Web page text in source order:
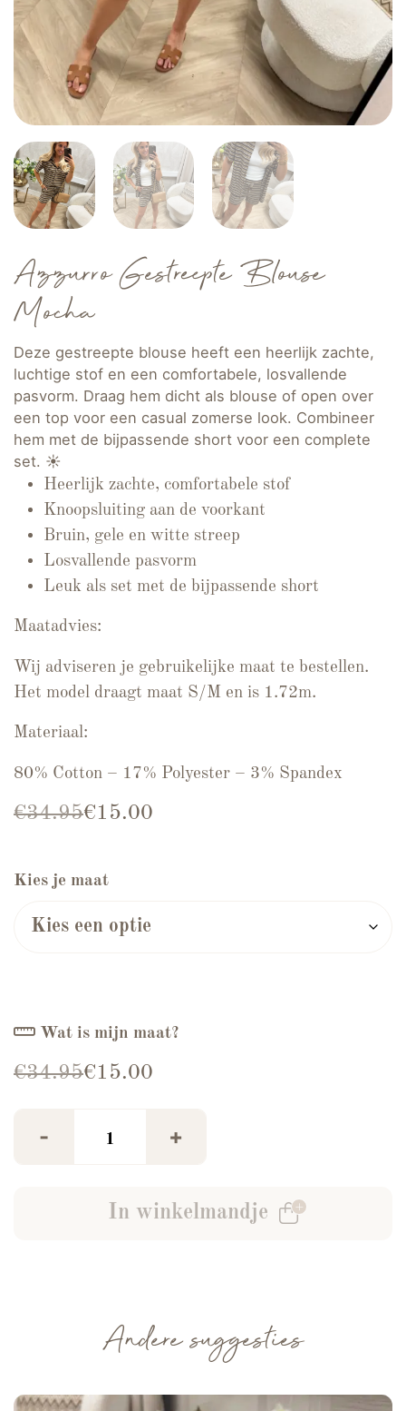
Azzurro Gestreepte Blouse
Mocha
Deze gestreepte blouse heeft een heerlijk zachte,
luchtige stof en een comfortabele, losvallende
pasvorm. Draag hem dicht als blouse of open over
een top voor een casual zomerse look. Combineer
hem met de bijpassende short voor een complete
set. ☀️
Heerlijk zachte, comfortabele stof
Knoopsluiting aan de voorkant
Bruin, gele en witte streep
Losvallende pasvorm
Leuk als set met de bijpassende short
Maatadvies:
Wij adviseren je gebruikelijke maat te bestellen.
Het model draagt maat S/M en is 1.72m.
Materiaal:
80% Cotton – 17% Polyester – 3% Spandex
€34.95
Oorspronkelijke prijs was: €34.95.
€15.00
Huidige prijs is: €15.00.
Kies je maat
Wat is mijn maat?
€34.95
Oorspronkelijke prijs was: €34.95.
€15.00
Huidige prijs is: €15.00.
- +
In winkelmandje
Andere suggesties